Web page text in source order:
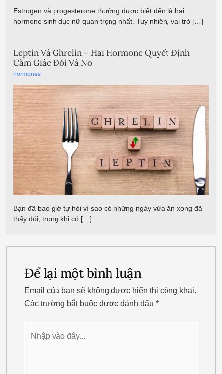
Estrogen và progesterone thường được biết đến là hai
hormone sinh dục nữ quan trọng nhất. Tuy nhiên, vai trò […]
Leptin Và Ghrelin – Hai Hormone Quyết Định
Cảm Giác Đói Và No
hormones
Bạn đã bao giờ tự hỏi vì sao có những ngày vừa ăn xong đã
thấy đói, trong khi có […]
Để lại một bình luận
Email của bạn sẽ không được hiển thị công khai.
Các trường bắt buộc được đánh dấu*